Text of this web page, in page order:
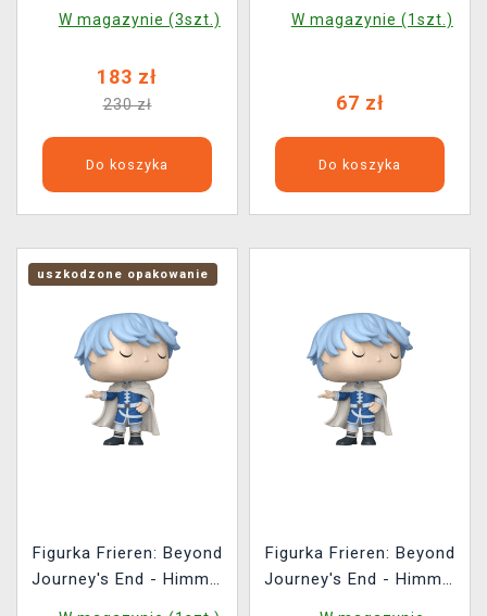
W magazynie (3szt.)
183 zł
230 zł
Do koszyka
1988) (uszkodzone
W magazynie (1szt.)
67 zł
Do koszyka
uszkodzone opakowanie
Figurka Frieren: Beyond
Journey's End - Himmel
Figurka Frieren: Beyond
Journey's End - Himmel